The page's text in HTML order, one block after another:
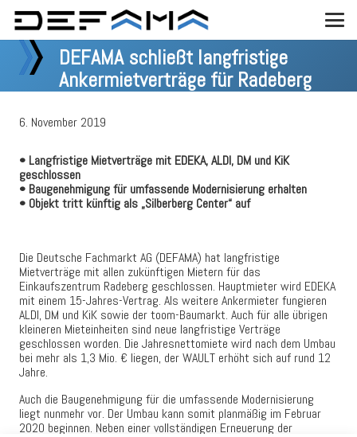
DEFAMA schließt langfristige
Ankermietverträge für Radeberg
6. November 2019
• Langfristige Mietverträge mit EDEKA, ALDI, DM und KiK
geschlossen
• Baugenehmigung für umfassende Modernisierung erhalten
• Objekt tritt künftig als „Silberberg Center“ auf
Die Deutsche Fachmarkt AG (DEFAMA) hat langfristige
Mietverträge mit allen zukünftigen Mietern für das
Einkaufszentrum Radeberg geschlossen. Hauptmieter wird EDEKA
mit einem 15-Jahres-Vertrag. Als weitere Ankermieter fungieren
ALDI, DM und KiK sowie der toom-Baumarkt. Auch für alle übrigen
kleineren Mieteinheiten sind neue langfristige Verträge
geschlossen worden. Die Jahresnettomiete wird nach dem Umbau
bei mehr als 1,3 Mio. € liegen, der WAULT erhöht sich auf rund 12
Jahre.
Auch die Baugenehmigung für die umfassende Modernisierung
liegt nunmehr vor. Der Umbau kann somit planmäßig im Februar
2020 beginnen. Neben einer vollständigen Erneuerung der